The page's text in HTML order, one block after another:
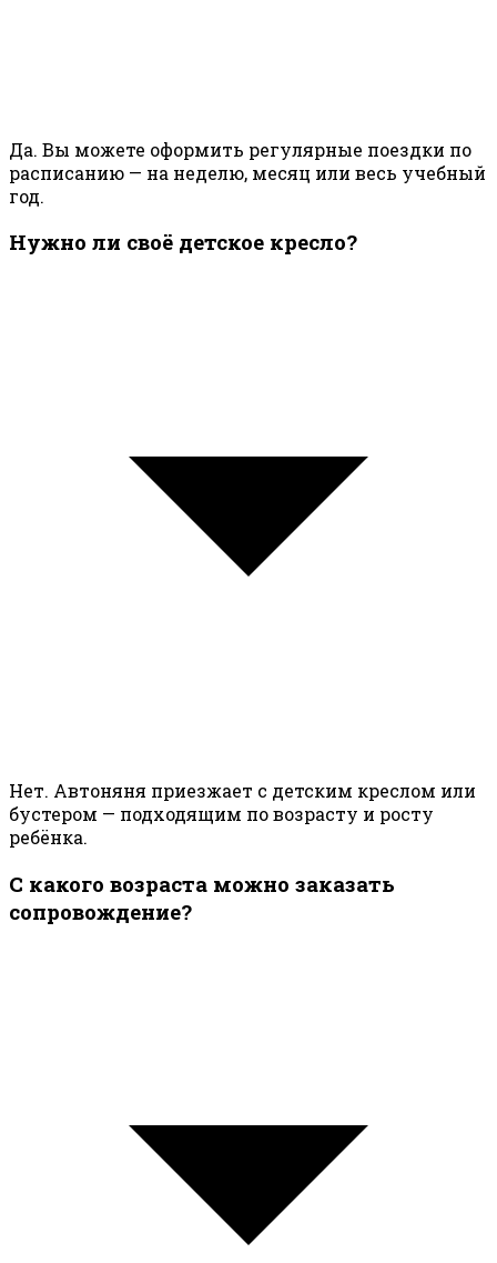
Да. Вы можете оформить регулярные поездки по
расписанию — на неделю, месяц или весь учебный
год.
Нужно ли своё детское кресло?
Нет. Автоняня приезжает с детским креслом или
бустером — подходящим по возрасту и росту
ребёнка.
С какого возраста можно заказать
сопровождение?